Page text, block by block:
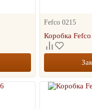
Fefco 0215
Коробка